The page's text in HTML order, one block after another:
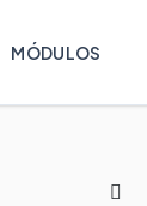
MÓDULOS